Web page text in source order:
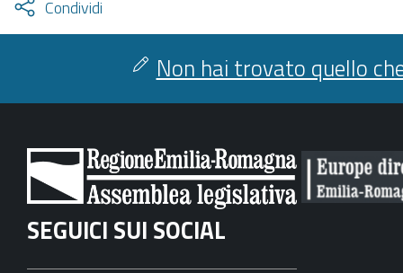
Condividi
facebook
twitter
Attiva
condividi
Non hai trovato quello
SEGUICI SUI SOCIAL